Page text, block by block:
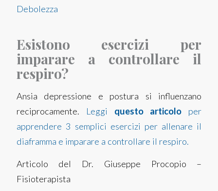
Debolezza
Esistono esercizi per
imparare a controllare il
respiro?
Ansia depressione e postura si influenzano
reciprocamente.
Leggi questo articolo per
apprendere 3 semplici esercizi per allenare il
diaframma e imparare a controllare il respiro.
Articolo del Dr. Giuseppe Procopio –
Fisioterapista